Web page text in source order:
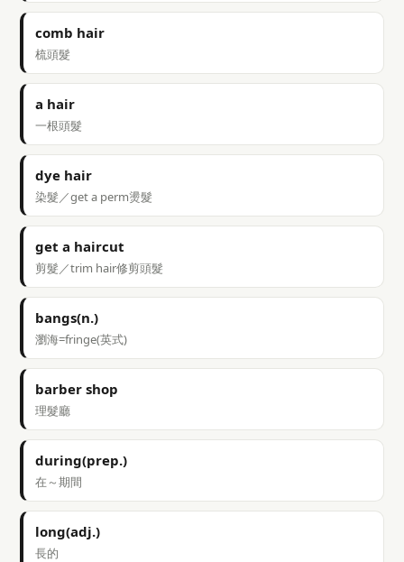
comb hair
梳頭髮
a hair
一根頭髮
dye hair
染髮／get a perm燙髮
get a haircut
剪髮／trim hair修剪頭髮
bangs(n.)
瀏海=fringe(英式)
barber shop
理髮廳
during(prep.)
在～期間
long(adj.)
長的